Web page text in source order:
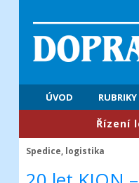
ÚVOD RUBRIKY
​Řízení
Spedice, logistika